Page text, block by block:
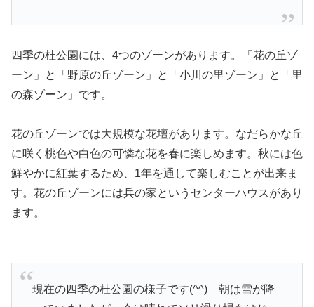
四季の杜公園には、4つのゾーンがあります。「花の丘ゾ
ーン」と「野原の丘ゾーン」と「小川の里ゾーン」と「里
の森ゾーン」です。
花の丘ゾーンでは大規模な花壇があります。なだらかな丘
に咲く桃色や白色の可憐な花を春に楽しめます。秋には色
鮮やかに紅葉するため、1年を通して楽しむことが出来ま
す。花の丘ゾーンには兵の家というセンターハウスがあり
ます。
現在の四季の杜公園の様子です(^^) 朝は雪が降